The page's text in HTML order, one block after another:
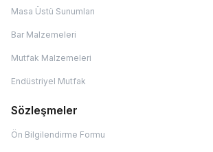
Masa Üstü Sunumları
Bar Malzemeleri
Mutfak Malzemeleri
Endüstriyel Mutfak
Sözleşmeler
Ön Bilgilendirme Formu